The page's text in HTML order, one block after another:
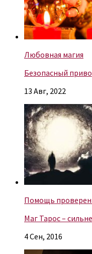
Любовная магия
Безопасный
13 Авг, 2022
Помощь
Маг Тарос –
4 Сен, 2016